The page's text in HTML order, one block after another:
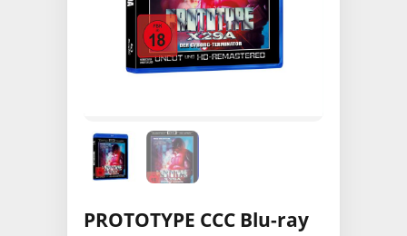
PROTOTYPE CCC Blu-ray